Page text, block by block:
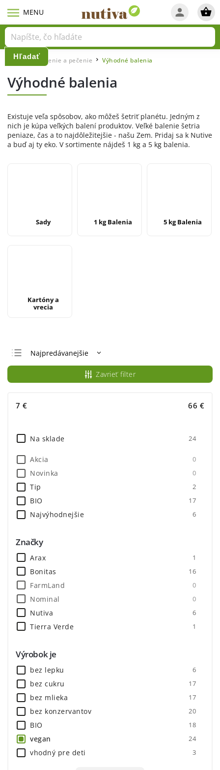
Hľadať
Domov / Varenie a pečenie / Výhodné balenia
Výhodné balenia
Existuje veľa spôsobov, ako môžeš šetriť planétu. Jedným z
nich je kúpa veľkých balení produktov. Veľké balenie šetria
peniaze, čas a to najdôležitejšie - našu Zem. Pridaj sa k Nutive
a buď aj ty eko. V sortimente nájdeš 1 kg a 5 kg balenia.
Sady 1 kg Balenia 5 kg Balenia
Kartóny a
vrecia
Odporúčame
Najlacnejšie
Najpredávanejšie
Zavrieť filter
7 € 66 €
Na sklade 24
Akcia 0
Novinka 0
Tip 2
BIO 17
Najvýhodnejšie 6
Značky
Arax 1
Bonitas 16
FarmLand 0
Nominal 0
Nutiva 6
Tierra Verde 1
Výrobok je
bez lepku 6
bez cukru 17
bez mlieka 17
bez konzervantov 20
BIO 18
vegan 24
vhodný pre deti 3